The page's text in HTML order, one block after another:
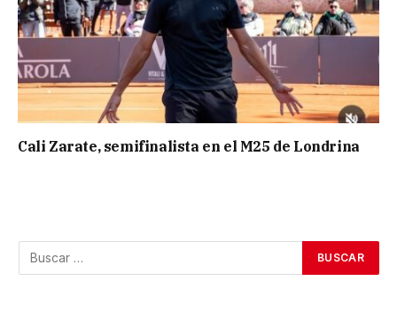
Cali Zarate, semifinalista en el M25 de Londrina